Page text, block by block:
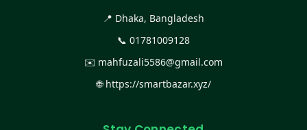
📍 Dhaka, Bangladesh
📞 01781009128
✉️ mahfuzali5586@gmail.com
🌐 https://smartbazar.xyz/